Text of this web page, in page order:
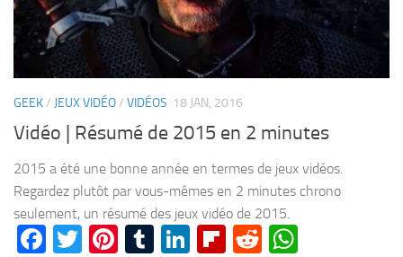
GEEK/ JEUX VIDÉO/ VIDÉOS 18 JAN, 2016
Vidéo | Résumé de 2015 en 2 minutes
2015 a été une bonne année en termes de jeux vidéos.
Regardez plutôt par vous-mêmes en 2 minutes chrono
seulement, un résumé des jeux vidéo de 2015.
Facebook
Twitter
Pinterest
Tumblr
LinkedIn
Flipboard
Reddit